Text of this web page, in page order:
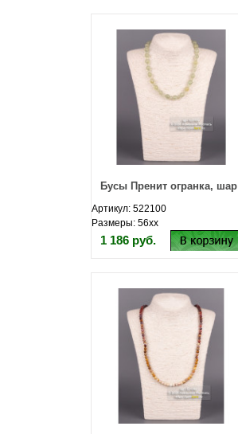
Бусы Пренит огранка, шар
Артикул: 522100
Размеры: 56хх
1 186 руб.